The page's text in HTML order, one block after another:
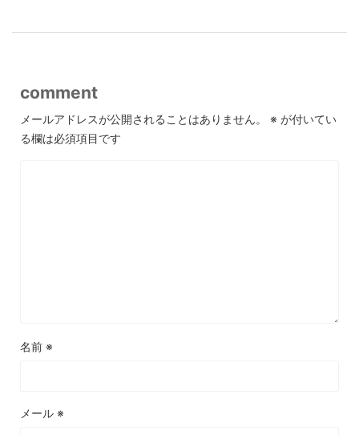
comment
メールアドレスが公開されることはありません。 ※ が付いてい
る欄は必須項目です
名前 ※
メール ※